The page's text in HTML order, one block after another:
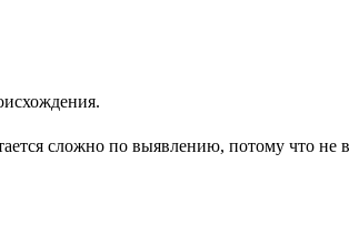
сложно по выявлению, потому что не